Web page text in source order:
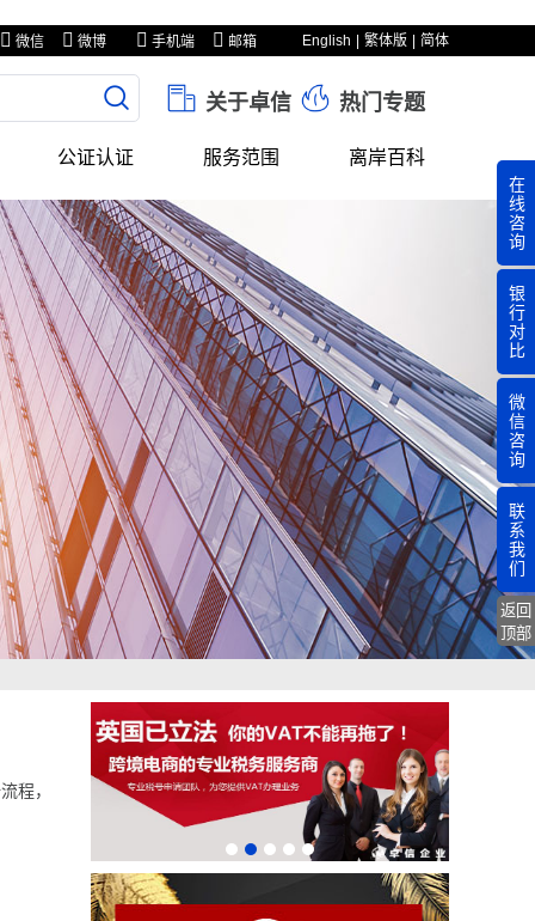
English 繁体版 简体
微信 微博 手机端 邮箱
关于卓信 热门专题
公证认证 服务范围 离岸百科
程，
在
线
咨
询
银
行
对
比
微
信
咨
询
联
系
我
们
返回
顶部